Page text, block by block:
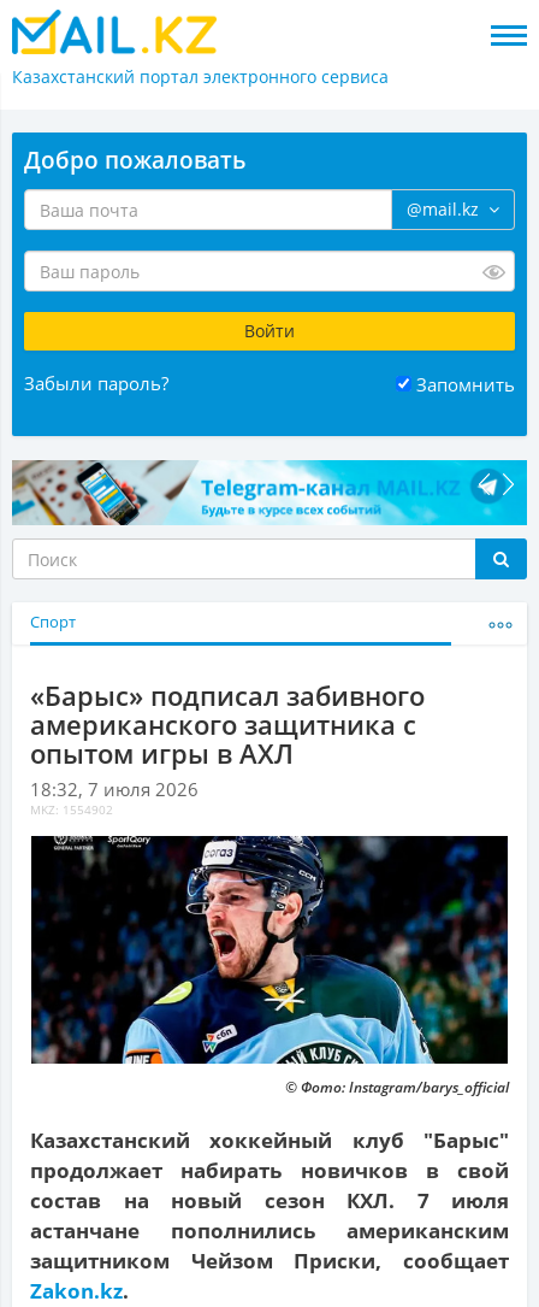
Казахстанский портал электронного сервиса
Добро пожаловать
@mail.kz
Забыли пароль? Запомнить
Спорт
«Барыс» подписал забивного
американского защитника с
опытом игры в АХЛ
18:32, 7 июля 2026
MKZ: 1554902
© Фото: Instagram/barys_official
Казахстанский хоккейный клуб "Барыс"
продолжает набирать новичков в свой
состав на новый сезон КХЛ. 7 июля
астанчане пополнились американским
защитником Чейзом Приски, сообщает
Zakon.kz.